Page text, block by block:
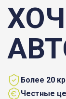
Более 20
Честные